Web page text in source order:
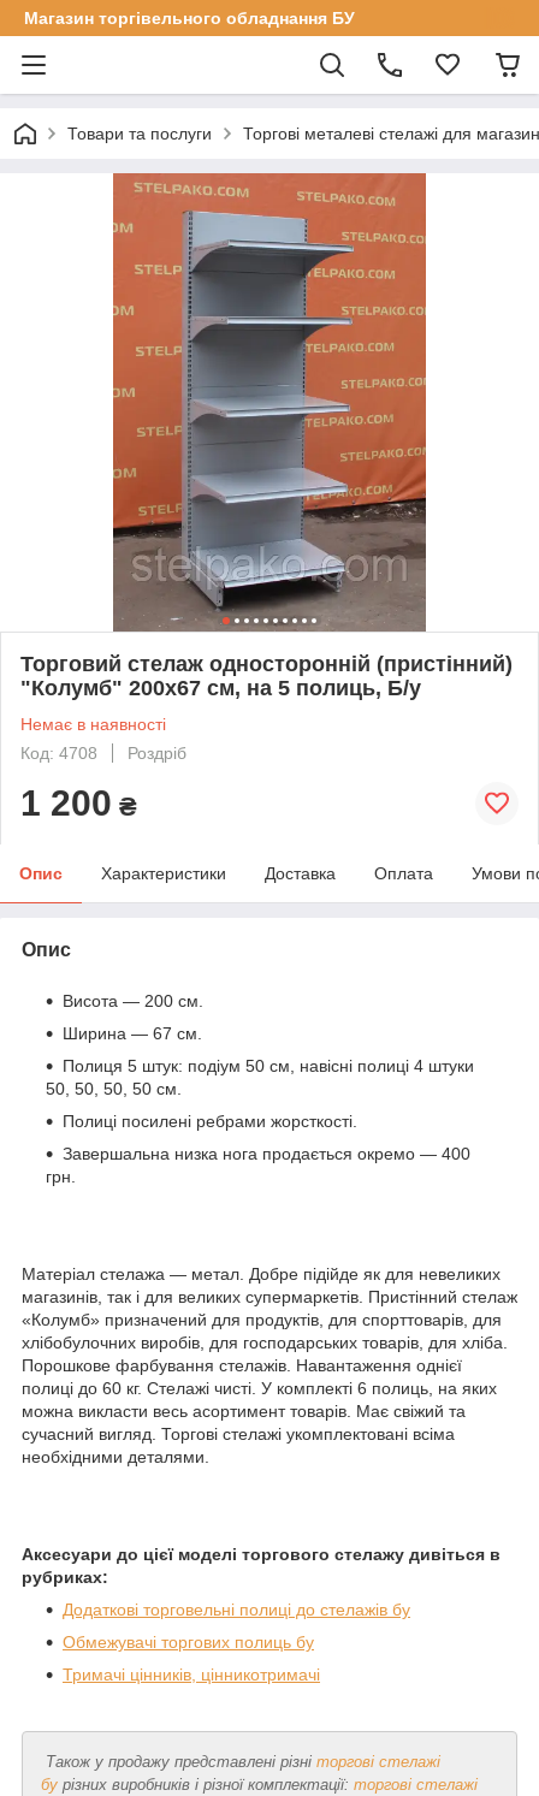
Магазин торгівельного обладнання БУ
Товари та послуги Торгові металеві стелажі для
Торговий стелаж односторонній (пристінний)
"Колумб" 200х67 см, на 5 полиць, Б/у
Немає в наявності
Код: 4708
Роздріб
1 200 ₴
Опис Характеристики Доставка Оплата Умови
Опис
Висота — 200 см.
Ширина — 67 см.
Полиця 5 штук: подіум 50 см, навісні полиці 4 штуки
50, 50, 50, 50 см.
Полиці посилені ребрами жорсткості.
Завершальна низка нога продається окремо — 400
грн.
Матеріал стелажа — метал. Добре підійде як для невеликих
магазинів, так і для великих супермаркетів. Пристінний стелаж
«Колумб» призначений для продуктів, для спорттоварів, для
хлібобулочних виробів, для господарських товарів, для хліба.
Порошкове фарбування стелажів. Навантаження однієї
полиці до 60 кг. Стелажі чисті. У комплекті 6 полиць, на яких
можна викласти весь асортимент товарів. Має свіжий та
сучасний вигляд. Торгові стелажі укомплектовані всіма
необхідними деталями.
Аксесуари до цієї моделі торгового стелажу дивіться в
рубриках:
Додаткові торговельні полиці до стелажів бу
Обмежувачі торгових полиць бу
Тримачі цінників, цінникотримачі
Також у продажу представлені різні торгові стелажі
бу різних виробників і різної комплектації: торгові стелажі